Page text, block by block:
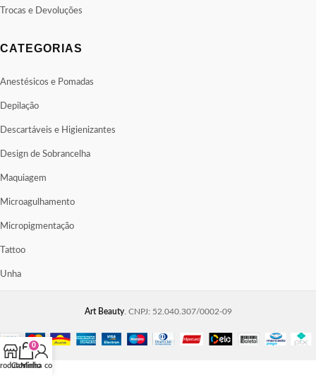
Trocas e Devoluções
CATEGORIAS
Anestésicos e Pomadas
Depilação
Descartáveis e Higienizantes
Design de Sobrancelha
Maquiagem
Microagulhamento
Micropigmentação
Tattoo
Unha
Art Beauty. CNPJ: 52.040.307/0002-09
0
Carrinho
Minha conta